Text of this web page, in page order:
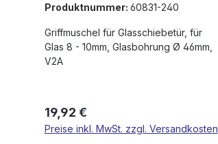
Produktnummer: 60831-240
Griffmuschel für Glasschiebetür, für
Glas 8 - 10mm, Glasbohrung Ø 46mm,
V2A
Regulärer Preis:
19,92 €
Preise inkl. MwSt. zzgl. Versandkosten